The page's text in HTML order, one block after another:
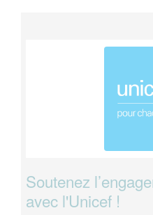
Soutenez
avec l'Unicef !